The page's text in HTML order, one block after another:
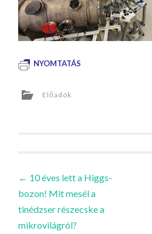
NYOMTATÁS
Előadók
Bejegyzések
navigációja
← 10 éves lett a Higgs-
bozon! Mit mesél a
tinédzser részecske a
mikrovilágról?